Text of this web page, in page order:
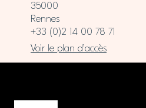
35000
Rennes
+33 (0)2 14 00 78 71
Voir le plan d’accès